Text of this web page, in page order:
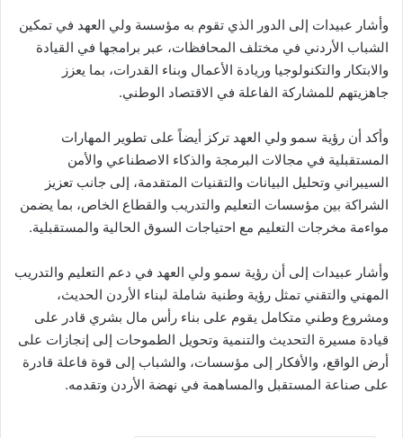
وأشار عبيدات إلى الدور الذي تقوم به مؤسسة ولي العهد في تمكين
الشباب الأردني في مختلف المحافظات، عبر برامجها في القيادة
والابتكار والتكنولوجيا وريادة الأعمال وبناء القدرات، بما يعزز
جاهزيتهم للمشاركة الفاعلة في الاقتصاد الوطني.
وأكد أن رؤية سمو ولي العهد تركز أيضاً على تطوير المهارات
المستقبلية في مجالات البرمجة والذكاء الاصطناعي والأمن
السيبراني وتحليل البيانات والتقنيات المتقدمة، إلى جانب تعزيز
الشراكة بين مؤسسات التعليم والتدريب والقطاع الخاص، بما يضمن
مواءمة مخرجات التعليم مع احتياجات السوق الحالية والمستقبلية.
وأشار عبيدات إلى أن رؤية سمو ولي العهد في دعم التعليم والتدريب
المهني والتقني تمثل رؤية وطنية شاملة لبناء الأردن الحديث،
ومشروع وطني متكامل يقوم على بناء رأس مال بشري قادر على
قيادة مسيرة التحديث والتنمية وتحويل الطموحات إلى إنجازات على
أرض الواقع، والأفكار إلى مؤسسات، والشباب إلى قوة فاعلة قادرة
على صناعة المستقبل والمساهمة في نهضة الأردن وتقدمه.